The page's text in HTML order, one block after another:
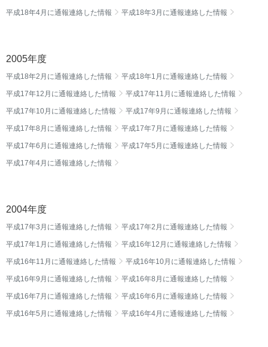
平成18年4月に通報連絡した情報 平成18年3月に通報連絡した情報
2005年度
平成18年2月に通報連絡した情報 平成18年1月に通報連絡した情報
平成17年12月に通報連絡した情報 平成17年11月に通報連絡した情報
平成17年10月に通報連絡した情報 平成17年9月に通報連絡した情報
平成17年8月に通報連絡した情報 平成17年7月に通報連絡した情報
平成17年6月に通報連絡した情報 平成17年5月に通報連絡した情報
平成17年4月に通報連絡した情報
2004年度
平成17年3月に通報連絡した情報 平成17年2月に通報連絡した情報
平成17年1月に通報連絡した情報 平成16年12月に通報連絡した情報
平成16年11月に通報連絡した情報 平成16年10月に通報連絡した情報
平成16年9月に通報連絡した情報 平成16年8月に通報連絡した情報
平成16年7月に通報連絡した情報 平成16年6月に通報連絡した情報
平成16年5月に通報連絡した情報 平成16年4月に通報連絡した情報